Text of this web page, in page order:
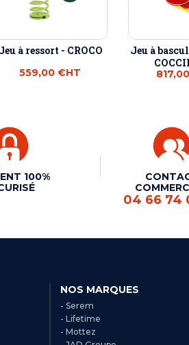
à ressort - CROCO
559,00 €HT
Jeu à
100%
04 66 74
NOS MARQUES
- Serem
- Lifetime
- Mottez